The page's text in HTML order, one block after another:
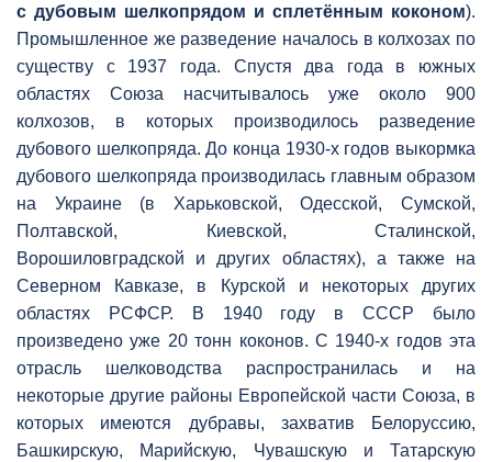
с дубовым шелкопрядом и сплетённым коконом).
Промышленное же разведение началось в колхозах по
существу с 1937 года. Спустя два года в южных
областях Союза насчитывалось уже около 900
колхозов, в которых производилось разведение
дубового шелкопряда. До конца 1930-х годов выкормка
дубового шелкопряда производилась главным образом
на Украине (в Харьковской, Одесской, Сумской,
Полтавской, Киевской, Сталинской,
Ворошиловградской и других областях), а также на
Северном Кавказе, в Курской и некоторых других
областях РСФСР. В 1940 году в СССР было
произведено уже 20 тонн коконов. С 1940-х годов эта
отрасль шелководства распространилась и на
некоторые другие районы Европейской части Союза, в
которых имеются дубравы, захватив Белоруссию,
Башкирскую, Марийскую, Чувашскую и Татарскую